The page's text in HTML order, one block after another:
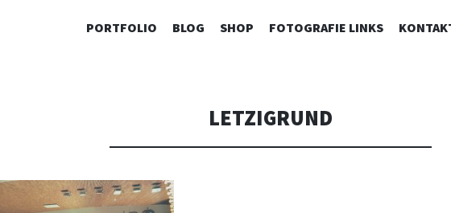
ZUM
PORTFOLIO BLOG SHOP FOTOGRAFIE LINKS
LETZIGRUND